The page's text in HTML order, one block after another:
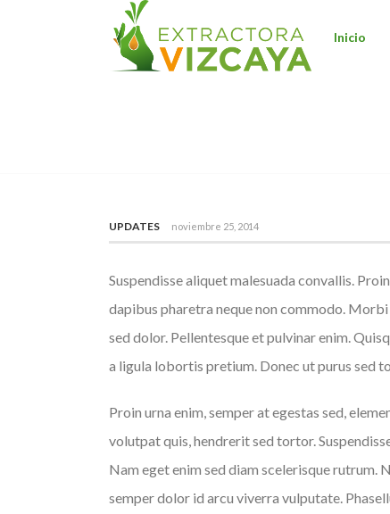
Inicio
UPDATES noviembre 25, 2014
Suspendisse aliquet malesuada convallis.
dapibus pharetra neque non commodo.
sed dolor. Pellentesque et pulvinar enim.
a ligula lobortis pretium. Donec ut purus sed
Proin urna enim, semper at egestas sed,
volutpat quis, hendrerit sed tortor.
Nam eget enim sed diam scelerisque
semper dolor id arcu viverra vulputate.